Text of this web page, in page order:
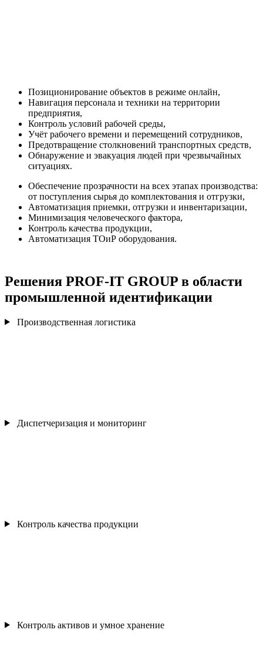
Позиционирование объектов в режиме онлайн,
Навигация персонала и техники на территории
предприятия,
Контроль условий рабочей среды,
Учёт рабочего времени и перемещений сотрудников,
Предотвращение столкновений транспортных средств,
Обнаружение и эвакуация людей при чрезвычайных
ситуациях.
Обеспечение прозрачности на всех этапах производства:
от поступления сырья до комплектования и отгрузки,
Автоматизация приемки, отгрузки и инвентаризации,
Минимизация человеческого фактора,
Контроль качества продукции,
Автоматизация ТОиР оборудования.
Решения PROF-IT GROUP в области
промышленной идентификации
Производственная логистика
Диспетчеризация и мониторинг
Контроль качества продукции
Контроль активов и умное хранение